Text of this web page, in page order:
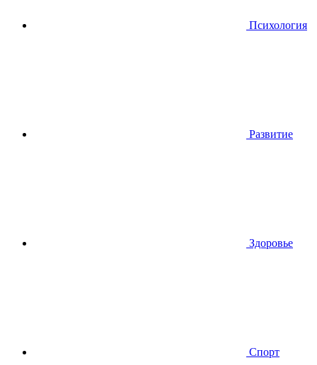
Психология
Развитие
Здоровье
Спорт